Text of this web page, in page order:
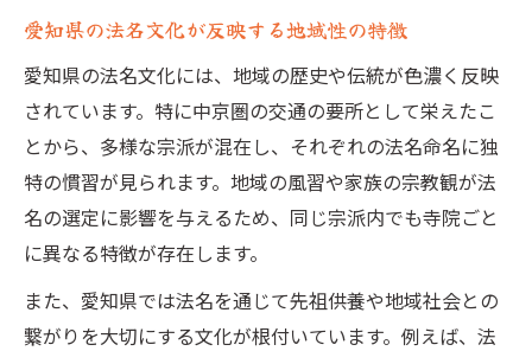
愛知県の法名文化が反映する地域性の特徴
愛知県の法名文化には、地域の歴史や伝統が色濃く反映
されています。特に中京圏の交通の要所として栄えたこ
とから、多様な宗派が混在し、それぞれの法名命名に独
特の慣習が見られます。地域の風習や家族の宗教観が法
名の選定に影響を与えるため、同じ宗派内でも寺院ごと
に異なる特徴が存在します。
また、愛知県では法名を通じて先祖供養や地域社会との
繋がりを大切にする文化が根付いています。例えば、法